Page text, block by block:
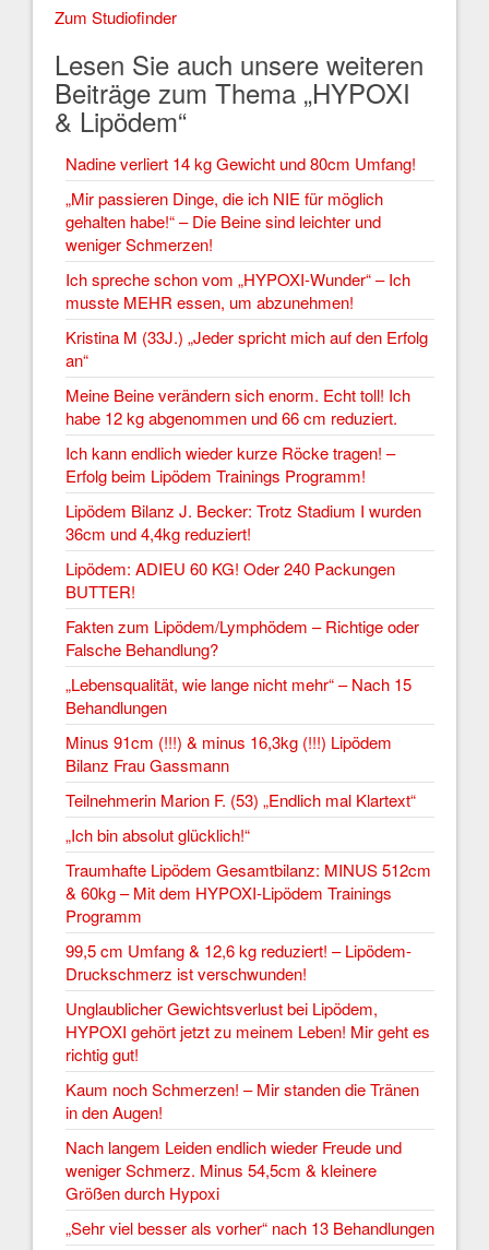
Zum Studiofinder
Lesen Sie auch unsere weiteren
Beiträge zum Thema „HYPOXI
& Lipödem“
Nadine verliert 14 kg Gewicht und 80cm Umfang!
„Mir passieren Dinge, die ich NIE für möglich
gehalten habe!“ – Die Beine sind leichter und
weniger Schmerzen!
Ich spreche schon vom „HYPOXI-Wunder“ – Ich
musste MEHR essen, um abzunehmen!
Kristina M (33J.) „Jeder spricht mich auf den Erfolg
an“
Meine Beine verändern sich enorm. Echt toll! Ich
habe 12 kg abgenommen und 66 cm reduziert.
Ich kann endlich wieder kurze Röcke tragen! –
Erfolg beim Lipödem Trainings Programm!
Lipödem Bilanz J. Becker: Trotz Stadium I wurden
36cm und 4,4kg reduziert!
Lipödem: ADIEU 60 KG! Oder 240 Packungen
BUTTER!
Fakten zum Lipödem/Lymphödem – Richtige oder
Falsche Behandlung?
„Lebensqualität, wie lange nicht mehr“ – Nach 15
Behandlungen
Minus 91cm (!!!) & minus 16,3kg (!!!) Lipödem
Bilanz Frau Gassmann
Teilnehmerin Marion F. (53) „Endlich mal Klartext“
„Ich bin absolut glücklich!“
Traumhafte Lipödem Gesamtbilanz: MINUS 512cm
& 60kg – Mit dem HYPOXI-Lipödem Trainings
Programm
99,5 cm Umfang & 12,6 kg reduziert! – Lipödem-
Druckschmerz ist verschwunden!
Unglaublicher Gewichtsverlust bei Lipödem,
HYPOXI gehört jetzt zu meinem Leben! Mir geht es
richtig gut!
Kaum noch Schmerzen! – Mir standen die Tränen
in den Augen!
Nach langem Leiden endlich wieder Freude und
weniger Schmerz. Minus 54,5cm & kleinere
Größen durch Hypoxi
„Sehr viel besser als vorher“ nach 13 Behandlungen